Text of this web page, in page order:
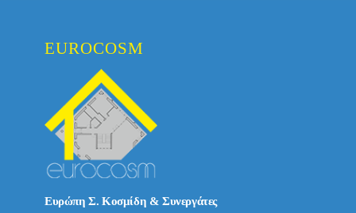
EUROCOSM
Ευρώπη Σ. Κοσμίδη & Συνεργάτες